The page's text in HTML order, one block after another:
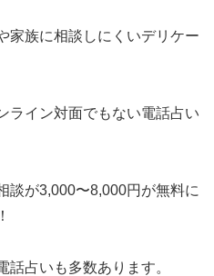
家族に相談しにくいデリケー
ライン対面でもない電話占い
談が3,000〜8,000円が無料に
話占いも多数あります。